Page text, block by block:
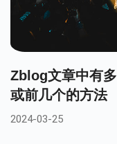
Zblog文章中有
或前几个的方法
2024-03-25